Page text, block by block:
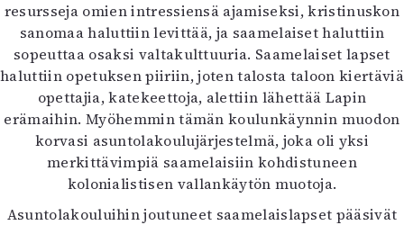
resursseja omien intressiensä ajamiseksi, kristinuskon
sanomaa haluttiin levittää, ja saamelaiset haluttiin
sopeuttaa osaksi valtakulttuuria. Saamelaiset lapset
haluttiin opetuksen piiriin, joten talosta taloon kiertäviä
opettajia, katekeettoja, alettiin lähettää Lapin
erämaihin. Myöhemmin tämän koulunkäynnin muodon
korvasi asuntolakoulujärjestelmä, joka oli yksi
merkittävimpiä saamelaisiin kohdistuneen
kolonialistisen vallankäytön muotoja.
Asuntolakouluihin joutuneet saamelaislapset pääsivät